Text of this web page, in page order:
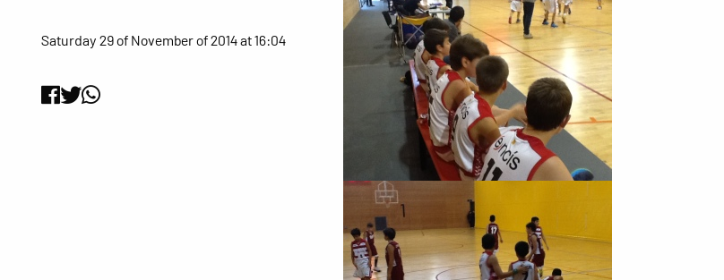
Saturday 29 of November of 2014 at 16:04